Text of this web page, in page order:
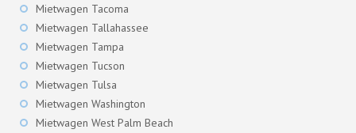
Mietwagen Tacoma
Mietwagen Tallahassee
Mietwagen Tampa
Mietwagen Tucson
Mietwagen Tulsa
Mietwagen Washington
Mietwagen West Palm Beach